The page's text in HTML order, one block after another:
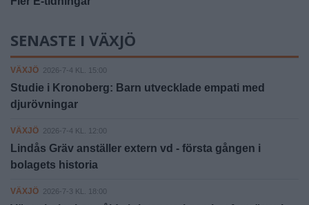
SENASTE I VÄXJÖ
VÄXJÖ 2026-7-4 KL. 15:00
Studie i Kronoberg: Barn utvecklade empati med
djurövningar
VÄXJÖ 2026-7-4 KL. 12:00
Lindås Gräv anställer extern vd - första gången i
bolagets historia
VÄXJÖ 2026-7-3 KL. 18:00